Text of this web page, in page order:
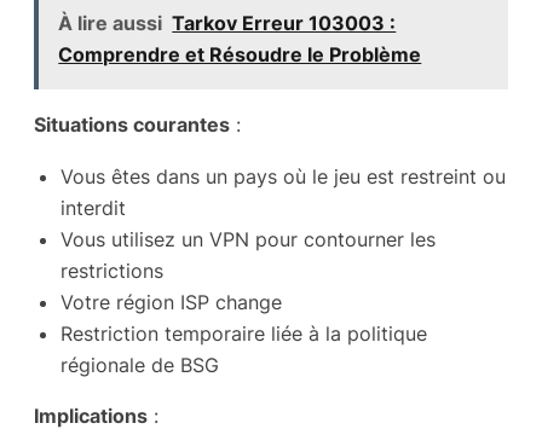
À lire aussi Tarkov Erreur 103003 :
Comprendre et Résoudre le Problème
Situations courantes :
Vous êtes dans un pays où le jeu est restreint ou
interdit
Vous utilisez un VPN pour contourner les
restrictions
Votre région ISP change
Restriction temporaire liée à la politique
régionale de BSG
Implications :